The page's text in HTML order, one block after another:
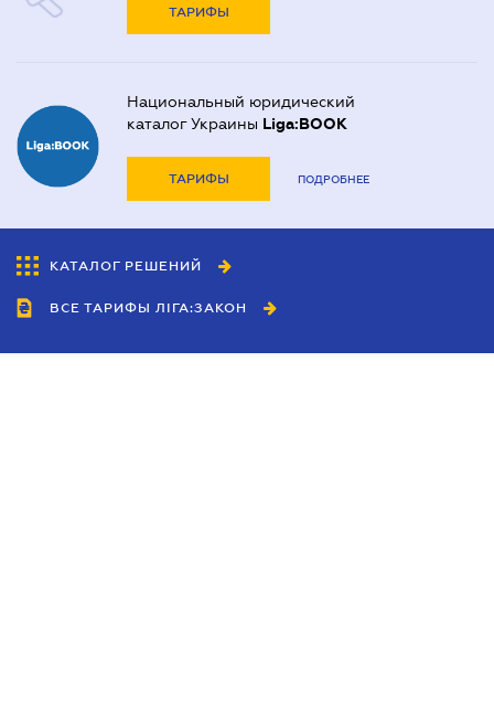
ТАРИФЫ
Национальный юридический
каталог Украины Liga:BOOK
ТАРИФЫ ПОДРОБНЕЕ
КАТАЛОГ РЕШЕНИЙ
ВСЕ ТАРИФЫ ЛІГА:ЗАКОН